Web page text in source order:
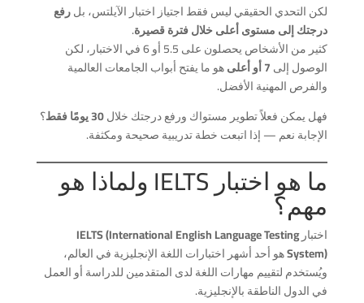
لكن التحدي الحقيقي ليس فقط اجتياز اختبار الآيلتس، بلرفع
درجتك إلى مستوى أعلى خلال فترة قصيرة.
كثير من الأشخاص يحصلون على 5.5 أو 6 في الاختبار، لكن
الوصول إلى7 أو أعلى
هو ما يفتح أبواب الجامعات العالمية
والفرص المهنية الأفضل.
فهل يمكن فعلاً تطوير مستواك ورفع درجتك خلال30 يومًا فقط
؟
الإجابة نعم — إذا اتبعت خطة تدريبية صحيحة ومكثفة.
ما هو اختبار IELTS ولماذا هو
مهم؟
اختبارIELTS (International English Language Testing
System)هو أحد أشهر اختبارات اللغة الإنجليزية في العالم،
ويُستخدم لتقييم مهارات اللغة لدى المتقدمين للدراسة أو العمل
في الدول الناطقة بالإنجليزية.